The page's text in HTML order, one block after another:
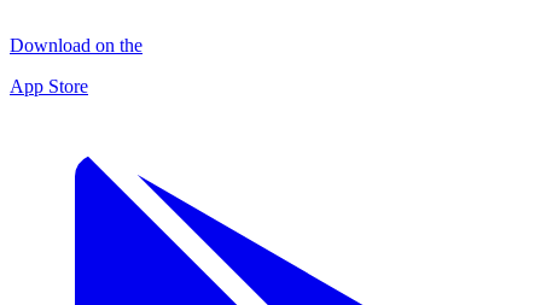
Download on the
App Store